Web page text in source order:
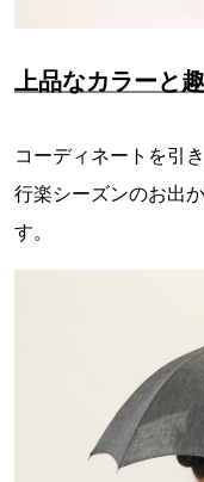
上品なカラーと
コーディネートを引
行楽シーズンのお出
す。